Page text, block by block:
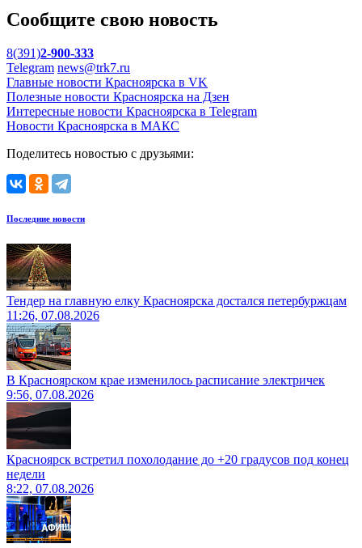
Сообщите свою новость
8(391)2-900-333
Telegram news@trk7.ru
Главные новости Красноярска в VK
Полезные новости Красноярска на Дзен
Интересные новости Красноярска в Telegram
Новости Красноярска в МАКС
Поделитесь новостью с друзьями:
Последние новости
Тендер на главную елку Красноярска достался петербуржцам
11:26, 07.08.2026
В Красноярском крае изменилось расписание электричек
9:56, 07.08.2026
Красноярск встретил похолодание до +20 градусов под конец
недели
8:22, 07.08.2026